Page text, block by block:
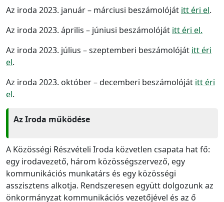
Az iroda 2023. január – márciusi beszámolóját itt éri el.
Az iroda 2023. április – júniusi beszámolóját itt éri el.
Az iroda 2023. július – szeptemberi beszámolóját itt éri
el.
Az iroda 2023. október – decemberi beszámolóját itt éri
el.
Az Iroda működése
A Közösségi Részvételi Iroda közvetlen csapata hat fő:
egy irodavezető, három közösségszervező, egy
kommunikációs munkatárs és egy közösségi
asszisztens alkotja. Rendszeresen együtt dolgozunk az
önkormányzat kommunikációs vezetőjével és az ő